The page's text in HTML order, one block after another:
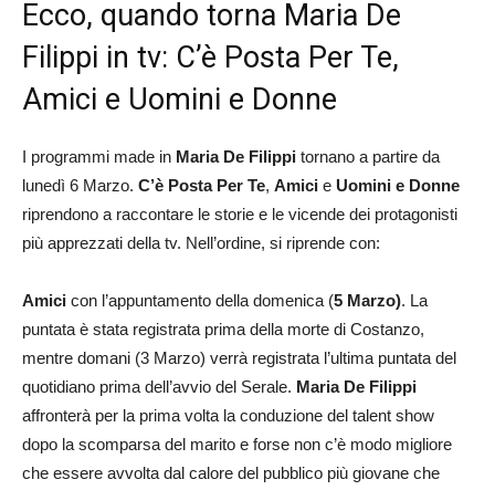
Ecco, quando torna Maria De
Filippi in tv: C’è Posta Per Te,
Amici e Uomini e Donne
I programmi made in Maria De Filippi tornano a partire da
lunedì 6 Marzo. C’è Posta Per Te, Amici e Uomini e Donne
riprendono a raccontare le storie e le vicende dei protagonisti
più apprezzati della tv. Nell’ordine, si riprende con:
Amici con l’appuntamento della domenica (5 Marzo). La
puntata è stata registrata prima della morte di Costanzo,
mentre domani (3 Marzo) verrà registrata l’ultima puntata del
quotidiano prima dell’avvio del Serale. Maria De Filippi
affronterà per la prima volta la conduzione del talent show
dopo la scomparsa del marito e forse non c’è modo migliore
che essere avvolta dal calore del pubblico più giovane che